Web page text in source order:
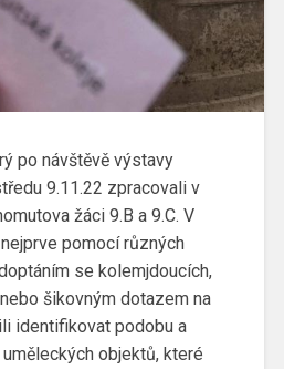
po návštěvě výstavy
9.11.22 zpracovali v
žáci 9.B a 9.C. V
pomocí různých
se kolemjdoucích,
šikovným dotazem na
identifikovat podobu a
objektů, které